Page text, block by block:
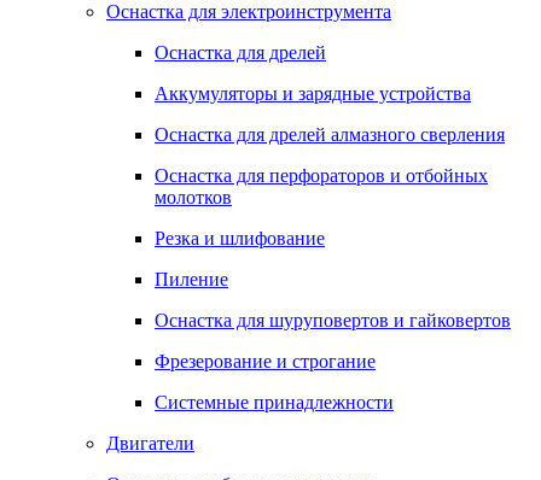
Оснастка для электроинструмента
Оснастка для дрелей
Аккумуляторы и зарядные устройства
Оснастка для дрелей алмазного сверления
Оснастка для перфораторов и отбойных
молотков
Резка и шлифование
Пиление
Оснастка для шуруповертов и гайковертов
Фрезерование и строгание
Системные принадлежности
Двигатели